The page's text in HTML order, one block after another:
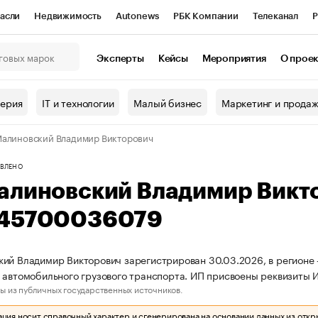
Недвижимость Autonews РБК Компании Телеканал
Проверка контрагентов
Эксперты Кейсы Мероприятия О
IT и технологии Малый бизнес Маркетинг и
Владимир Викторович
Владимир
Владимир Викторович зарегистрирован 30.03.2026, в
автомобильного грузового транспорта. ИП присвоены
из публичных государственных источников.
носит справочный характер и сгенерирована на основании данных из